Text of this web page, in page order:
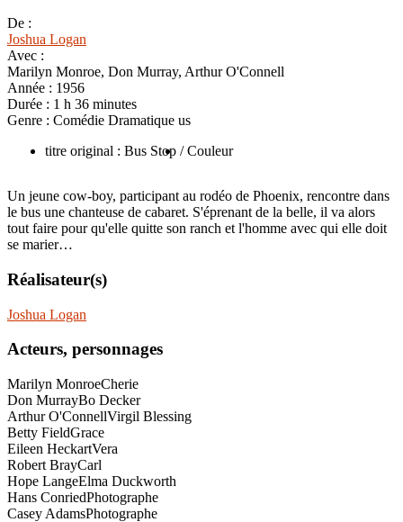
De :
Joshua Logan
Avec :
Marilyn Monroe, Don Murray, Arthur O'Connell
Année : 1956
Durée : 1 h 36 minutes
Genre : Comédie Dramatique us
titre original : Bus Stop / Couleur
Un jeune cow-boy, participant au rodéo de Phoenix, rencontre dans
le bus une chanteuse de cabaret. S'éprenant de la belle, il va alors
tout faire pour qu'elle quitte son ranch et l'homme avec qui elle doit
se marier…
Réalisateur(s)
Joshua Logan
Acteurs, personnages
Marilyn MonroeCherie
Don MurrayBo Decker
Arthur O'ConnellVirgil Blessing
Betty FieldGrace
Eileen HeckartVera
Robert BrayCarl
Hope LangeElma Duckworth
Hans ConriedPhotographe
Casey AdamsPhotographe